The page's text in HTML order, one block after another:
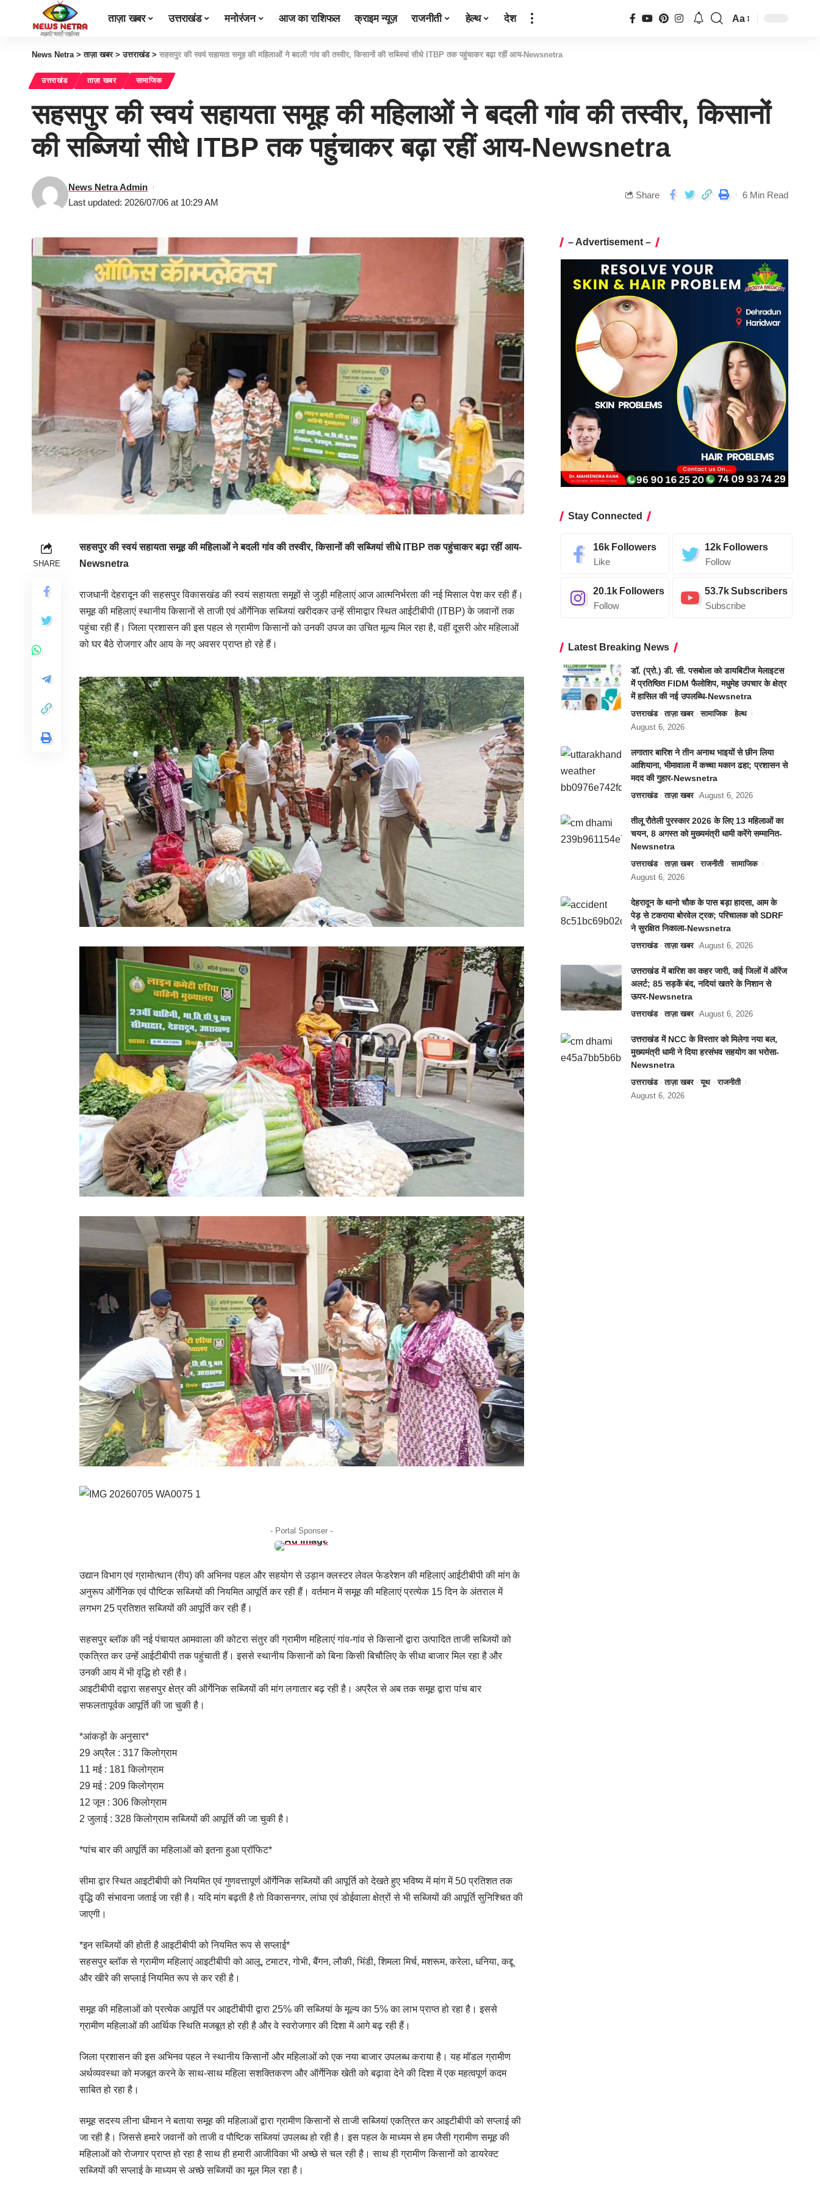
ताज़ा खबर उत्तराखंड मनोरंजन आज का राशिफल क्राइम न्यूज़ राजनीती हेल्थ देश Aa
News Netra>ताज़ा खबर>उत्तराखंड> सहसपुर की स्वयं सहायता समूह की महिलाओं ने बदली गांव की तस्वीर, किसानों की सब्जियां सीधे ITBP तक पहुंचाकर बढ़ा रहीं आय-Newsnetra
उत्तराखंड ताज़ा खबर सामाजिक
सहसपुर की स्वयं सहायता समूह की महिलाओं ने बदली गांव की तस्वीर, किसानों
की सब्जियां सीधे ITBP तक पहुंचाकर बढ़ा रहीं आय-Newsnetra
Last updated: 2026/07/06 at 10:29 AM
News Netra Admin
Share 6 Min Read
SHARE
सहसपुर की स्वयं सहायता समूह की महिलाओं ने बदली गांव की तस्वीर, किसानों की सब्जियां सीधे ITBP तक पहुंचाकर बढ़ा रहीं आय-
Newsnetra
राजधानी देहरादून की सहसपुर विकासखंड की स्वयं सहायता समूहों से जुड़ी महिलाएं आज आत्मनिर्भरता की नई मिसाल पेश कर रही हैं।
समूह की महिलाएं स्थानीय किसानों से ताजी एवं ऑर्गेनिक सब्जियां खरीदकर उन्हें सीमाद्वार स्थित आईटीबीपी (ITBP) के जवानों तक
पहुंचा रही हैं। जिला प्रशासन की इस पहल से ग्रामीण किसानों को उनकी उपज का उचित मूल्य मिल रहा है, वहीं दूसरी ओर महिलाओं
को घर बैठे रोजगार और आय के नए अवसर प्राप्त हो रहे हैं।
- Portal Sponser -
उद्यान विभाग एवं ग्रामोत्थान (रीप) की अभिनव पहल और सहयोग से उड़ान क्लस्टर लेवल फेडरेशन की महिलाएं आईटीबीपी की मांग के
अनुरूप ऑर्गेनिक एवं पौष्टिक सब्जियों की नियमित आपूर्ति कर रही हैं। वर्तमान में समूह की महिलाएं प्रत्येक 15 दिन के अंतराल में
लगभग 25 प्रतिशत सब्जियों की आपूर्ति कर रही हैं।
सहसपुर ब्लॉक की नई पंचायत आमवाला की कोटरा संतुर की ग्रामीण महिलाएं गांव-गांव से किसानों द्वारा उत्पादित ताजी सब्जियों को
एकत्रित कर उन्हें आईटीबीपी तक पहुंचाती हैं। इससे स्थानीय किसानों को बिना किसी बिचौलिए के सीधा बाजार मिल रहा है और
उनकी आय में भी वृद्धि हो रही है।
आइटीबीपी दद्वारा सहसपुर क्षेत्र की ऑर्गेनिक सब्जियों की मांग लगातार बढ़ रही है। अप्रैल से अब तक समूह द्वारा पांच बार
सफलतापूर्वक आपूर्ति की जा चुकी है।
*आंकड़ों के अनुसार*
29 अप्रैल : 317 किलोग्राम
11 मई : 181 किलोग्राम
29 मई : 209 किलोग्राम
12 जून : 306 किलोग्राम
2 जुलाई : 328 किलोग्राम सब्जियों की आपूर्ति की जा चुकी है।
*पांच बार की आपूर्ति का महिलाओं को इतना हुआ प्रॉफिट*
सीमा द्वार स्थित आइटीबीपी को नियमित एवं गुणवत्तापूर्ण ऑर्गेनिक सब्जियों की आपूर्ति को देखते हुए भविष्य में मांग में 50 प्रतिशत तक
वृद्धि की संभावना जताई जा रही है। यदि मांग बढ़ती है तो विकासनगर, लांघा एवं डोईवाला क्षेत्रों से भी सब्जियों की आपूर्ति सुनिश्चित की
जाएगी।
*इन सब्जियों की होती है आइटीबीपी को नियमित रूप से सप्लाई*
सहसपुर ब्लॉक से ग्रामीण महिलाएं आइटीबीपी को आलू, टमाटर, गोभी, बैंगन, लौकी, भिंडी, शिमला मिर्च, मशरूम, करेला, धनिया, कद्दू
और खीरे की सप्लाई नियमित रूप से कर रही है।
समूह की महिलाओं को प्रत्येक आपूर्ति पर आइटीबीपी द्वारा 25% की सब्जियां के मूल्य का 5% का लाभ प्राप्त हो रहा है। इससे
ग्रामीण महिलाओं की आर्थिक स्थिति मजबूत हो रही है और वे स्वरोजगार की दिशा में आगे बढ़ रही हैं।
जिला प्रशासन की इस अभिनव पहल ने स्थानीय किसानों और महिलाओं को एक नया बाजार उपलब्ध कराया है। यह मॉडल ग्रामीण
अर्थव्यवस्था को मजबूत करने के साथ-साथ महिला सशक्तिकरण और ऑर्गेनिक खेती को बढ़ावा देने की दिशा में एक महत्वपूर्ण कदम
साबित हो रहा है।
समूह सदस्य लीना धीमान ने बताया समूह की महिलाओं द्वारा ग्रामीण किसानों से ताजी सब्जियां एकत्रित कर आइटीबीपी को सप्लाई की
जा रही है। जिससे हमारे जवानों को ताजी व पौष्टिक सब्जियां उपलब्ध हो रही है। इस पहल के माध्यम से हम जैसी ग्रामीण समूह की
महिलाओं को रोजगार प्राप्त हो रहा है साथ ही हमारी आजीविका भी अच्छे से चल रही है। साथ ही ग्रामीण किसानों को डायरेक्ट
सब्जियों की सप्लाई के माध्यम से अच्छे सब्जियों का मूल मिल रहा है।
– Advertisement –
Stay Connected
16k Followers
Like
12k Followers
Follow
20.1k Followers
Follow
53.7kSubscribers
Subscribe
Latest Breaking News
डॉ. (प्रो.) डी. सी. पसबोला को डायबिटीज मेलाइटस
में प्रतिष्ठित FIDM फैलोशिप, मधुमेह उपचार के क्षेत्र
में हासिल की नई उपलब्धि-Newsnetra
उत्तराखंड ताज़ा खबर सामाजिक
हेल्थ
August 6, 2026
लगातार बारिश ने तीन अनाथ भाइयों से छीन लिया
आशियाना, भीमावाला में कच्चा मकान ढहा; प्रशासन से
मदद की गुहार-Newsnetra
उत्तराखंड ताज़ा खबर August 6, 2026
तीलू रौतेली पुरस्कार 2026 के लिए 13 महिलाओं का
चयन, 8 अगस्त को मुख्यमंत्री धामी करेंगे सम्मानित-
Newsnetra
उत्तराखंड ताज़ा खबर राजनीती
सामाजिक
August 6, 2026
देहरादून के थानो चौक के पास बड़ा हादसा, आम के
पेड़ से टकराया बोरवेल ट्रक; परिचालक को SDRF
ने सुरक्षित निकाला-Newsnetra
उत्तराखंड ताज़ा खबर August 6, 2026
उत्तराखंड में बारिश का कहर जारी, कई जिलों में ऑरेंज
अलर्ट; 85 सड़कें बंद, नदियां खतरे के निशान से
ऊपर-Newsnetra
उत्तराखंड ताज़ा खबर August 6, 2026
उत्तराखंड में NCC के विस्तार को मिलेगा नया बल,
मुख्यमंत्री धामी ने दिया हरसंभव सहयोग का भरोसा-
Newsnetra
उत्तराखंड ताज़ा खबर यूथ
राजनीती
August 6, 2026